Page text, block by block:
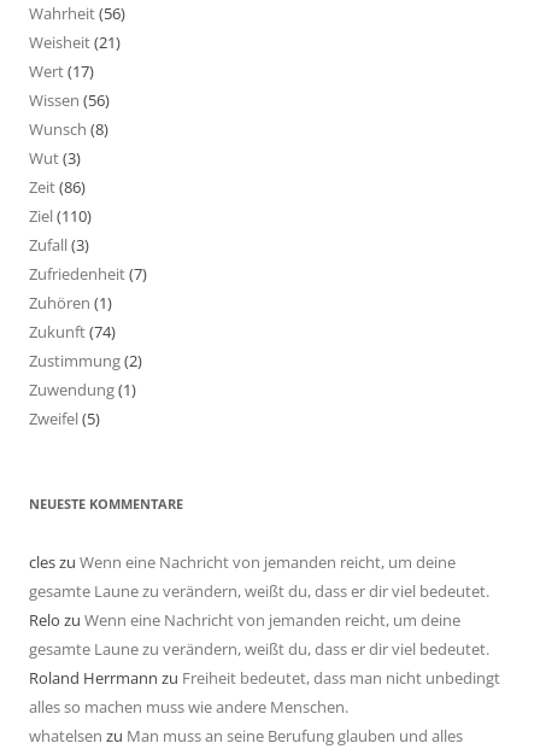
Wahrheit(56)
Weisheit(21)
Wert(17)
Wissen (56)
Wunsch (8)
Wut(3)
Zeit(86)
Ziel(110)
Zufall(3)
Zufriedenheit(7)
Zuhören (1)
Zukunft(74)
Zustimmung(2)
Zuwendung(1)
Zweifel(5)
NEUESTE KOMMENTARE
cleszu Wenn eine Nachricht von jemanden reicht, um deine
gesamte Laune zu verändern, weißt du, dass er dir viel bedeutet.
Relo zu Wenn eine Nachricht von jemanden reicht, um deine
gesamte Laune zu verändern, weißt du, dass er dir viel bedeutet.
Roland Herrmann zu Freiheit bedeutet, dass man nicht unbedingt
alles so machen muss wie andere Menschen.
whatelsen zu Man muss an seine Berufung glauben und alles